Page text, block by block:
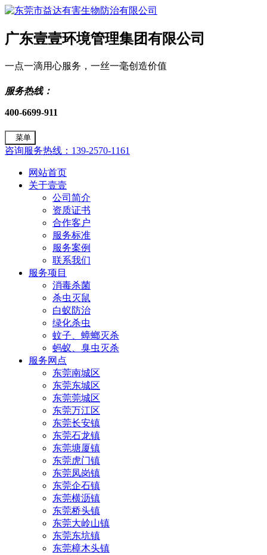
广东壹壹环境管理集团有限公司
一点一滴用心服务，一丝一毫创造价值
服务热线：
400-6699-911
菜单
咨询服务热线：139-2570-1161
网站首页
关于壹壹
公司简介
资质证书
合作客户
服务标准
服务案例
联系我们
服务项目
消毒杀菌
杀虫灭鼠
白蚁防治
绿化杀虫
蚊子、蟑螂灭杀
蚂蚁、臭虫灭杀
服务网点
东莞南城区
东莞东城区
东莞莞城区
东莞万江区
东莞长安镇
东莞石龙镇
东莞塘厦镇
东莞虎门镇
东莞凤岗镇
东莞企石镇
东莞横沥镇
东莞桥头镇
东莞大岭山镇
东莞东坑镇
东莞樟木头镇